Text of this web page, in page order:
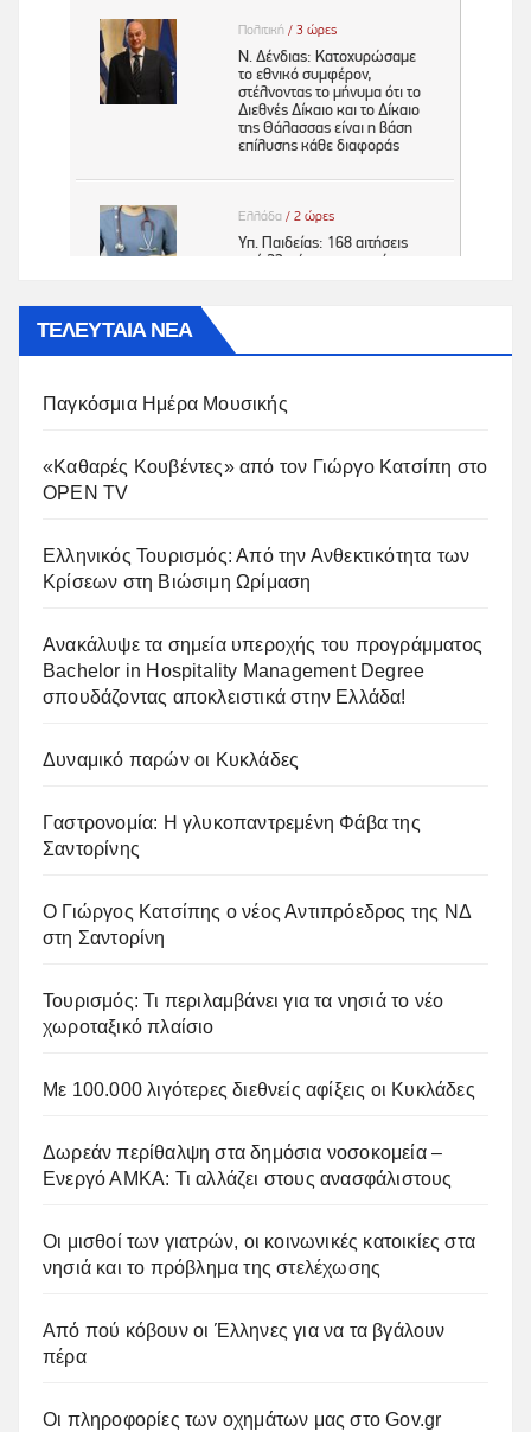
ΤΕΛΕΥΤΑΙΑ ΝΕΑ
Παγκόσμια Ημέρα Μουσικής
«Καθαρές Κουβέντες» από τον Γιώργο Κατσίπη στο
OPEN TV
Ελληνικός Τουρισμός: Από την Ανθεκτικότητα των
Κρίσεων στη Βιώσιμη Ωρίμαση
Ανακάλυψε τα σημεία υπεροχής του προγράμματος
Bachelor in Hospitality Management Degree
σπουδάζοντας αποκλειστικά στην Ελλάδα!
Δυναμικό παρών οι Κυκλάδες
Γαστρονομία: Η γλυκοπαντρεμένη Φάβα της
Σαντορίνης
Ο Γιώργος Κατσίπης ο νέος Αντιπρόεδρος της ΝΔ
στη Σαντορίνη
Τουρισμός: Τι περιλαμβάνει για τα νησιά το νέο
χωροταξικό πλαίσιο
Με 100.000 λιγότερες διεθνείς αφίξεις οι Κυκλάδες
Δωρεάν περίθαλψη στα δημόσια νοσοκομεία –
Ενεργό ΑΜΚΑ: Τι αλλάζει στους ανασφάλιστους
Οι μισθοί των γιατρών, οι κοινωνικές κατοικίες στα
νησιά και το πρόβλημα της στελέχωσης
Από πού κόβουν οι Έλληνες για να τα βγάλουν
πέρα
Οι πληροφορίες των οχημάτων μας στο Gov.gr